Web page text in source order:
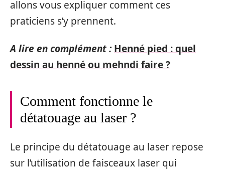
allons vous expliquer comment ces
praticiens s’y prennent.
A lire en complément : Henné pied : quel
dessin au henné ou mehndi faire ?
Comment fonctionne le
détatouage au laser ?
Le principe du détatouage au laser repose
sur l’utilisation de faisceaux laser qui